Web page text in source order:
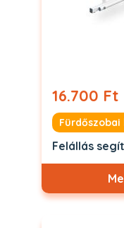
16.700 Ft
Felállás